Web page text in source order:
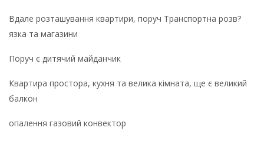
Вдале розташування квартири, поруч Транспортна розв?
язка та магазини
Поруч є дитячий майданчик
Квартира простора, кухня та велика кімната, ще є великий
балкон
опалення газовий конвектор